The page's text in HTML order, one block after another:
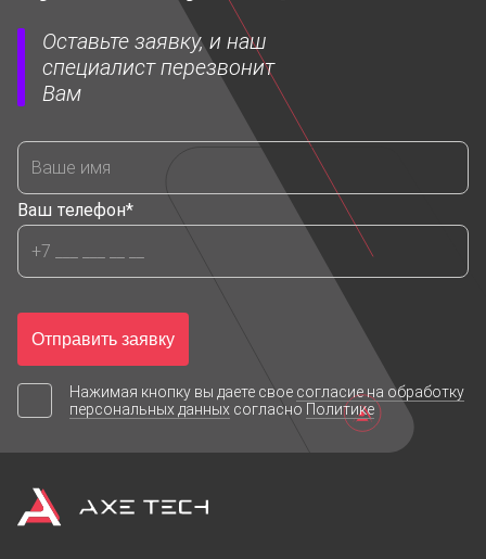
Оставьте заявку, и наш
специалист перезвонит
Вам
Ваш телефон*
Отправить заявку
Нажимая кнопку вы даете свое согласие на обработку
персональных данных согласно Политике